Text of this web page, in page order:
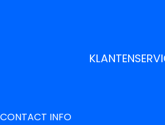
CONTACT INFO